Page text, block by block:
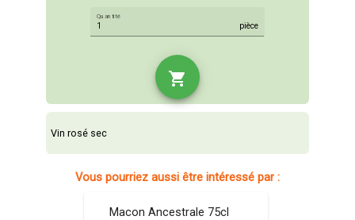
Quantité
pièce
shopping_cart
Vin rosé sec
Vous pourriez aussi être intéressé par :
Macon Ancestrale 75cl